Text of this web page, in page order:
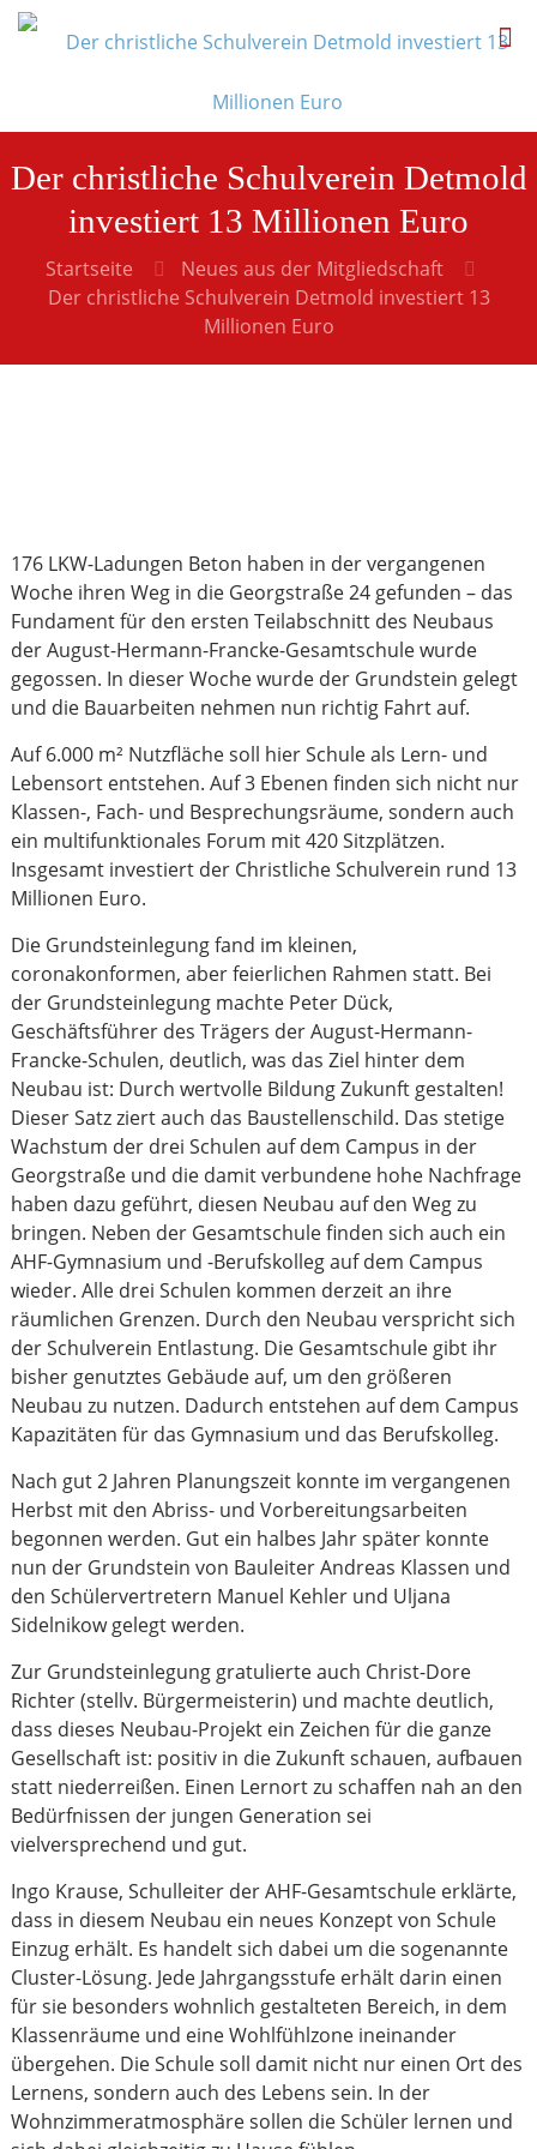
Der christliche Schulverein Detmold
investiert 13 Millionen Euro
Startseite
Neues aus der Mitgliedschaft
Der christliche Schulverein Detmold investiert 13
Millionen Euro
176 LKW-Ladungen Beton haben in der vergangenen
Woche ihren Weg in die Georgstraße 24 gefunden – das
Fundament für den ersten Teilabschnitt des Neubaus
der August-Hermann-Francke-Gesamtschule wurde
gegossen. In dieser Woche wurde der Grundstein gelegt
und die Bauarbeiten nehmen nun richtig Fahrt auf.
Auf 6.000 m² Nutzfläche soll hier Schule als Lern- und
Lebensort entstehen. Auf 3 Ebenen finden sich nicht nur
Klassen-, Fach- und Besprechungsräume, sondern auch
ein multifunktionales Forum mit 420 Sitzplätzen.
Insgesamt investiert der Christliche Schulverein rund 13
Millionen Euro.
Die Grundsteinlegung fand im kleinen,
coronakonformen, aber feierlichen Rahmen statt. Bei
der Grundsteinlegung machte Peter Dück,
Geschäftsführer des Trägers der August-Hermann-
Francke-Schulen, deutlich, was das Ziel hinter dem
Neubau ist: Durch wertvolle Bildung Zukunft gestalten!
Dieser Satz ziert auch das Baustellenschild. Das stetige
Wachstum der drei Schulen auf dem Campus in der
Georgstraße und die damit verbundene hohe Nachfrage
haben dazu geführt, diesen Neubau auf den Weg zu
bringen. Neben der Gesamtschule finden sich auch ein
AHF-Gymnasium und -Berufskolleg auf dem Campus
wieder. Alle drei Schulen kommen derzeit an ihre
räumlichen Grenzen. Durch den Neubau verspricht sich
der Schulverein Entlastung. Die Gesamtschule gibt ihr
bisher genutztes Gebäude auf, um den größeren
Neubau zu nutzen. Dadurch entstehen auf dem Campus
Kapazitäten für das Gymnasium und das Berufskolleg.
Nach gut 2 Jahren Planungszeit konnte im vergangenen
Herbst mit den Abriss- und Vorbereitungsarbeiten
begonnen werden. Gut ein halbes Jahr später konnte
nun der Grundstein von Bauleiter Andreas Klassen und
den Schülervertretern Manuel Kehler und Uljana
Sidelnikow gelegt werden.
Zur Grundsteinlegung gratulierte auch Christ-Dore
Richter (stellv. Bürgermeisterin) und machte deutlich,
dass dieses Neubau-Projekt ein Zeichen für die ganze
Gesellschaft ist: positiv in die Zukunft schauen, aufbauen
statt niederreißen. Einen Lernort zu schaffen nah an den
Bedürfnissen der jungen Generation sei
vielversprechend und gut.
Ingo Krause, Schulleiter der AHF-Gesamtschule erklärte,
dass in diesem Neubau ein neues Konzept von Schule
Einzug erhält. Es handelt sich dabei um die sogenannte
Cluster-Lösung. Jede Jahrgangsstufe erhält darin einen
für sie besonders wohnlich gestalteten Bereich, in dem
Klassenräume und eine Wohlfühlzone ineinander
übergehen. Die Schule soll damit nicht nur einen Ort des
Lernens, sondern auch des Lebens sein. In der
Wohnzimmeratmosphäre sollen die Schüler lernen und